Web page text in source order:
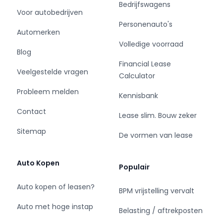
✅ R-design
✅ Direct leverbaar
Benieuwd naar deze auto? 🚘
📞 Bel ✉️ Mail 📱 app 🏠 Of kom langs in Beesd!
Servicepakket. De kosten hiervoor zijn € 795,-
garantie, tenaamstelling, en het
reconditioneren van het interieur & exterieur)
Wilt u meer informatie over de desbetreffende
auto of graag een afspraak maken neem
Voor autobedrijven
Automerken
Blog
Veelgestelde vragen
Probleem melden
Contact
Sitemap
Auto Kopen
Auto kopen of leasen?
Auto met hoge instap
Bedrijfswagens
Personenauto's
Volledige voorraad
Financial Lease
Calculator
Kennisbank
Lease slim. Bouw zeker
De vormen van lease
Populair
BPM vrijstelling vervalt
Belasting / aftrekposten